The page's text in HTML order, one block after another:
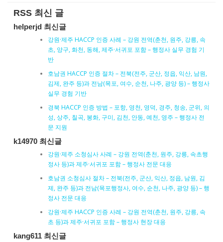
RSS 최신 글
helperjd 최신글
강원·제주 HACCP 인증 사례 – 강원 전역(춘천, 원주, 강릉, 속
초, 양구, 화천, 동해, 제주·서귀포 포함 – 행정사 실무 경험 기
반
호남권 HACCP 인증 절차 – 전북(전주, 군산, 정읍, 익산, 남원,
김제, 완주 등)과 전남(목포, 여수, 순천, 나주, 광양 등) – 행정사
실무 경험 기반
경북 HACCP 인증 방법 – 포항, 영천, 영덕, 경주, 청송, 군위, 의
성, 상주, 칠곡, 봉화, 구미, 김천, 안동, 예천, 영주 – 행정사 전
문 지원
k14970 최신글
강원·제주 소청심사 사례 – 강원 전역(춘천, 원주, 강릉, 속초행
정사 등)과 제주·서귀포 포함 – 행정사 전문 대응
호남권 소청심사 절차 – 전북(전주, 군산, 익산, 정읍, 남원, 김
제, 완주 등)과 전남(목포행정사, 여수, 순천, 나주, 광양 등) – 행
정사 전문 대응
강원·제주 HACCP 인증 사례 – 강원 전역(춘천, 원주, 강릉, 속
초 등)과 제주·서귀포 포함 – 행정사 현장 대응
kang611 최신글